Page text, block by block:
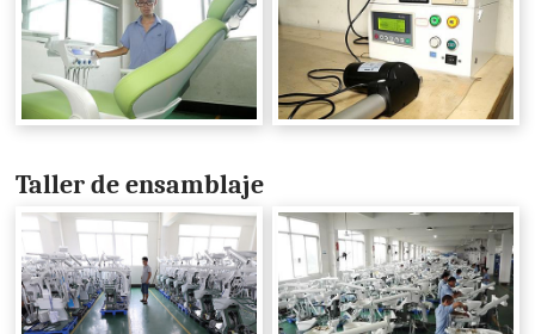
Taller de ensamblaje